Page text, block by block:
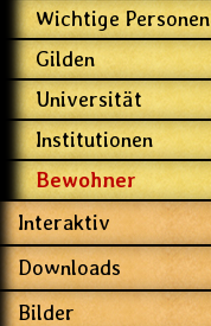
Wichtige Personen
Gilden
Universität
Institutionen
Bewohner
Interaktiv
Downloads
Bilder